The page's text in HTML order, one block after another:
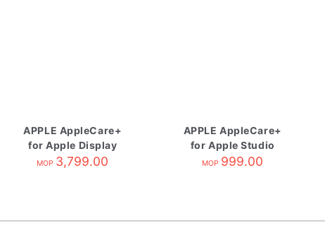
APPLE AppleCare+
for Apple Display
MOP 3,799.00
APPLE AppleCare+
for Apple Studio
Display
MOP 999.00